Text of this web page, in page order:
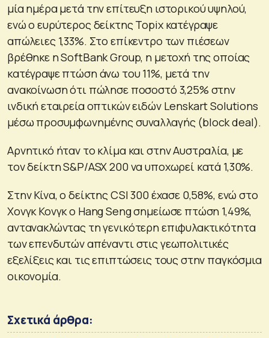
μία ημέρα μετά την επίτευξη ιστορικού υψηλού,
ενώ ο ευρύτερος δείκτης Topix κατέγραψε
απώλειες 1,33%. Στο επίκεντρο των πιέσεων
βρέθηκε η SoftBank Group, η μετοχή της οποίας
κατέγραψε πτώση άνω του 11%, μετά την
ανακοίνωση ότι πώλησε ποσοστό 3,25% στην
ινδική εταιρεία οπτικών ειδών Lenskart Solutions
μέσω προσυμφωνημένης συναλλαγής (block deal).
Αρνητικό ήταν το κλίμα και στην Αυστραλία, με
τον δείκτη S&P/ASX 200 να υποχωρεί κατά 1,30%.
Στην Κίνα, ο δείκτης CSI 300 έχασε 0,58%, ενώ στο
Χονγκ Κονγκ ο Hang Seng σημείωσε πτώση 1,49%,
αντανακλώντας τη γενικότερη επιφυλακτικότητα
των επενδυτών απέναντι στις γεωπολιτικές
εξελίξεις και τις επιπτώσεις τους στην παγκόσμια
οικονομία.
Σχετικά άρθρα: